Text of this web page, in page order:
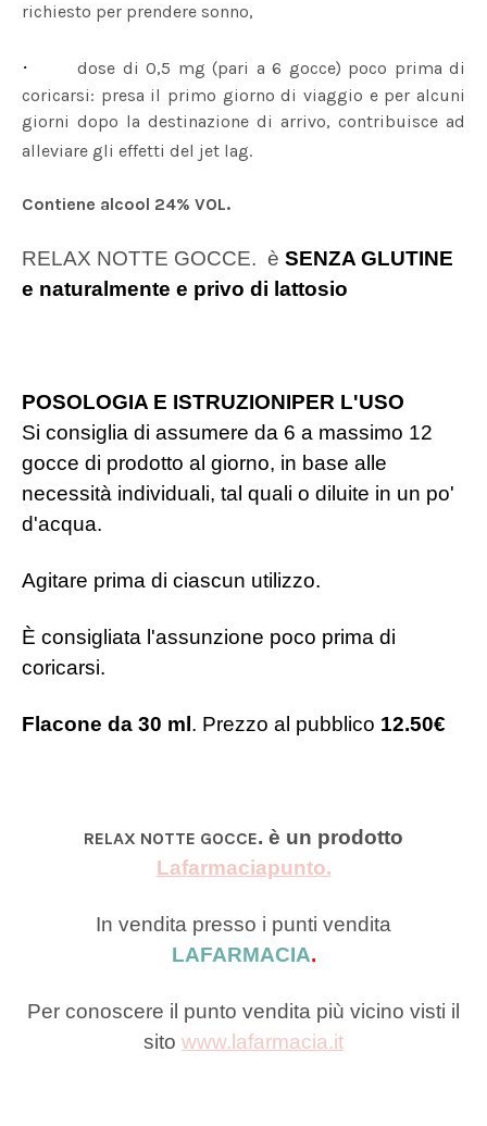
richiesto per prendere sonno,
·
dose di 0,5 mg (pari a 6 gocce) poco prima di
coricarsi: presa il primo giorno di viaggio e per alcuni
giorni dopo la destinazione di arrivo, contribuisce ad
alleviare gli effetti del jet lag.
Contiene alcool 24% VOL.
RELAX NOTTE GOCCE. è SENZA GLUTINE
e naturalmente e privo di lattosio
POSOLOGIA E ISTRUZIONIPER L'USO
Si consiglia di assumere da 6 a massimo 12
gocce di prodotto al giorno, in base alle
necessità individuali, tal quali o diluite in un po'
d'acqua.
Agitare prima di ciascun utilizzo.
È consigliata l'assunzione poco prima di
coricarsi.
Flacone da 30 ml . Prezzo al pubblico 12.50€
RELAX NOTTE GOCCE. è un prodotto
Lafarmaciapunto.
In vendita presso i punti vendita
LAFARMACIA.
Per conoscere il punto vendita più vicino visti il
sito www.lafarmacia.it